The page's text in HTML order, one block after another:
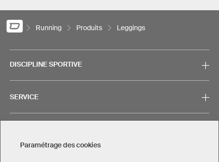
Running Produits Leggings
DISCIPLINE SPORTIVE
SERVICE
Paramétrage des cookies